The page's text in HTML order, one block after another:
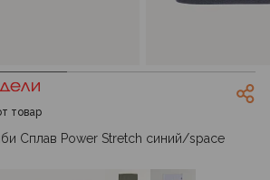
товар
Сплав Power Stretch синий/space